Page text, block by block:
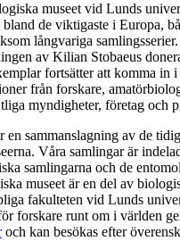
museet vid Lunds
de viktigaste i Europa,
långvariga
av Kilian Stobaeus
fortsätter att komma in i
från forskare,
myndigheter, företag och
en sammanslagning av de
Våra samlingar är
samlingarna och de
museet är en del av
fakulteten vid Lunds
forskare runt om i världen
och kan besökas efter